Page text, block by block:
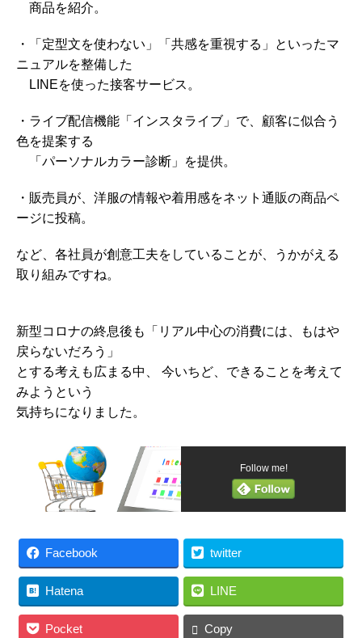
商品を紹介。
・「定型文を使わない」「共感を重視する」といったマ
ニュアルを整備した
LINEを使った接客サービス。
・ライブ配信機能「インスタライブ」で、顧客に似合う
色を提案する
「パーソナルカラー診断」を提供。
・販売員が、洋服の情報や着用感をネット通販の商品ペ
ージに投稿。
など、各社員が創意工夫をしていることが、うかがえる
取り組みですね。
新型コロナの終息後も「リアル中心の消費には、もはや
戻らないだろう」
とする考えも広まる中、 今いちど、できることを考えて
みようという
気持ちになりました。
Follow me!
Facebook twitter
Hatena LINE
Pocket Copy